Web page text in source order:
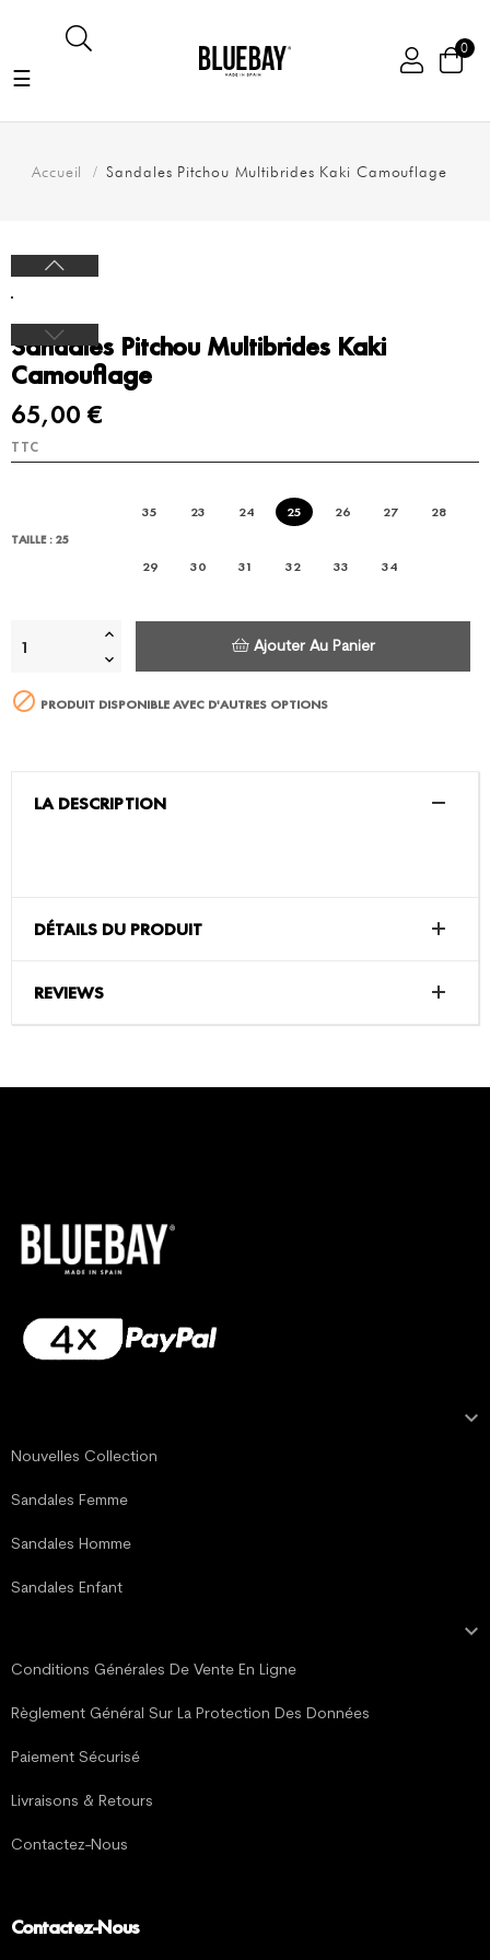
0
Basculer
navigation
☰
Accueil Sandales Pitchou Multibrides Kaki Camouflage
Sandales Pitchou Multibrides Kaki
Camouflage
65,00 €
TTC
TAILLE : 25
35 23 24 25 26 27 28
29 30 31 32 33 34
Ajouter Au Panier
 PRODUIT DISPONIBLE AVEC D'AUTRES OPTIONS
LA DESCRIPTION
DÉTAILS DU PRODUIT
REVIEWS

Nouvelles Collection
Sandales Femme
Sandales Homme
Sandales Enfant

Conditions Générales De Vente En Ligne
Règlement Général Sur La Protection Des Données
Paiement Sécurisé
Livraisons & Retours
Contactez-Nous
Contactez-Nous